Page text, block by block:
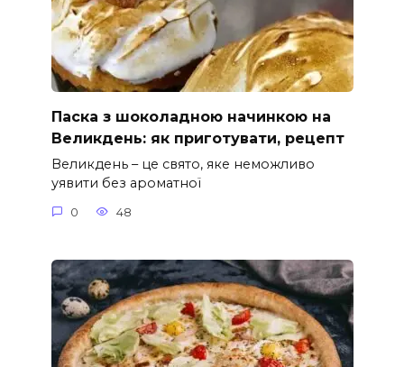
Паска з шоколадною начинкою на
Великдень: як приготувати, рецепт
Великдень – це свято, яке неможливо
уявити без ароматної
0 48